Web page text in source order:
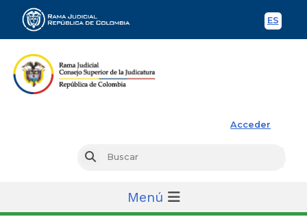
ES
Acceder
Buscar
Menú